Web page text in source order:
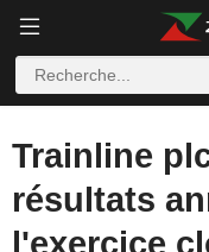
Trainline
résultats
l'exercice